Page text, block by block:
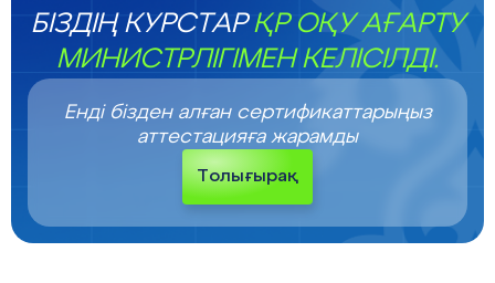
БІЗДІҢ КУРСТАРҚР ОҚУ АҒАРТУ
МИНИСТРЛІГІМЕН КЕЛІСІЛДІ.
Енді бізден алған сертификаттарыңыз
аттестацияға жарамды
Толығырақ